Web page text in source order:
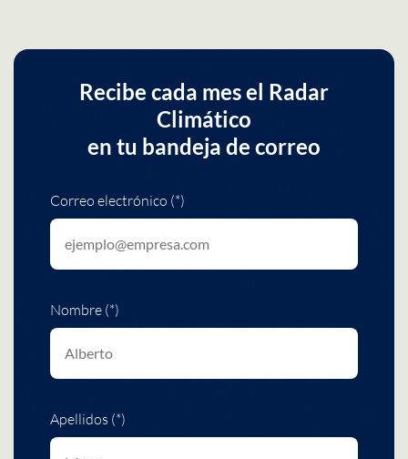
Recibe cada mes el Radar
Climático
en tu bandeja de correo
Correo electrónico (*)
Nombre (*)
Apellidos (*)